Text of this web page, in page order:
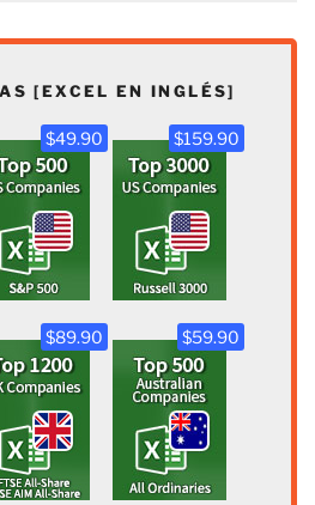
[EXCEL EN INGLÉS]
$49.90 $159.90
$89.90 $59.90